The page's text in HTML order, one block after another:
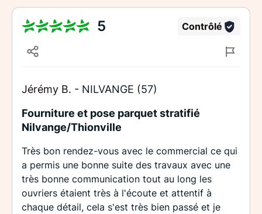
5 Contrôlé
Jérémy B. - NILVANGE (57)
Fourniture et pose parquet stratifié
Nilvange/Thionville
Très bon rendez-vous avec le commercial ce qui
a permis une bonne suite des travaux avec une
très bonne communication tout au long les
ouvriers étaient très à l'écoute et attentif à
chaque détail, cela s'est très bien passé et je